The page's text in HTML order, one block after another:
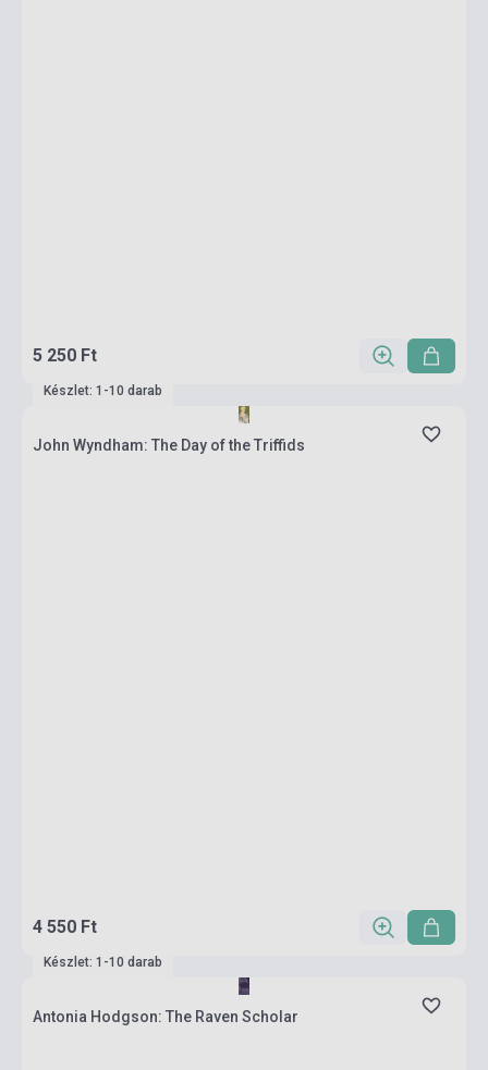
5 250 Ft
Készlet: 1-10 darab
John Wyndham: The Day of the Triffids
4 550 Ft
Készlet: 1-10 darab
Antonia Hodgson: The Raven Scholar